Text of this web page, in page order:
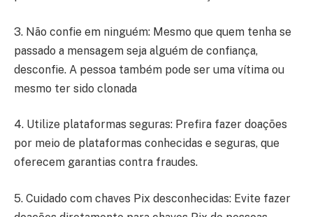
3. Não confie em ninguém: Mesmo que quem tenha se
passado a mensagem seja alguém de confiança,
desconfie. A pessoa também pode ser uma vítima ou
mesmo ter sido clonada
4. Utilize plataformas seguras: Prefira fazer doações
por meio de plataformas conhecidas e seguras, que
oferecem garantias contra fraudes.
5. Cuidado com chaves Pix desconhecidas: Evite fazer